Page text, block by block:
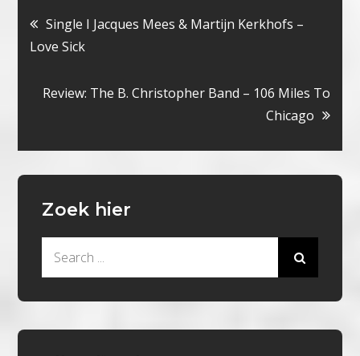
Bericht
navigatie
Single I Jacques Mees & Martijn Kerkhofs –
Love Sick
Review: The B. Christopher Band – 106 Miles To
Chicago
Zoek hier